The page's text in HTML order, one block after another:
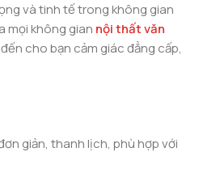
và tinh tế trong không gian
mọi không gian nội thất văn
cho bạn cảm giác đẳng cấp,
giản, thanh lịch, phù hợp với